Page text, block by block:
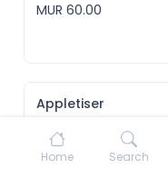
MUR 60.00
Appletiser
MUR 95.00
Home Search